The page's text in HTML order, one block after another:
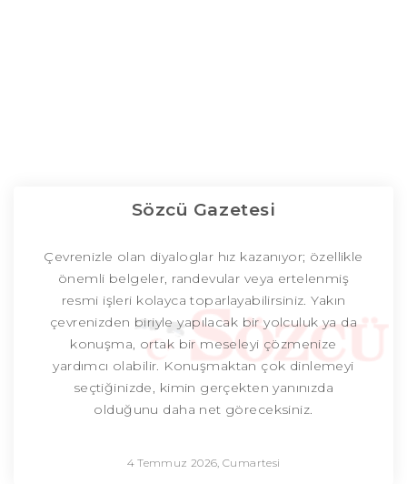
Sözcü Gazetesi
Çevrenizle olan diyaloglar hız kazanıyor; özellikle
önemli belgeler, randevular veya ertelenmiş
resmi işleri kolayca toparlayabilirsiniz. Yakın
çevrenizden biriyle yapılacak bir yolculuk ya da
konuşma, ortak bir meseleyi çözmenize
yardımcı olabilir. Konuşmaktan çok dinlemeyi
seçtiğinizde, kimin gerçekten yanınızda
olduğunu daha net göreceksiniz.
4 Temmuz 2026, Cumartesi